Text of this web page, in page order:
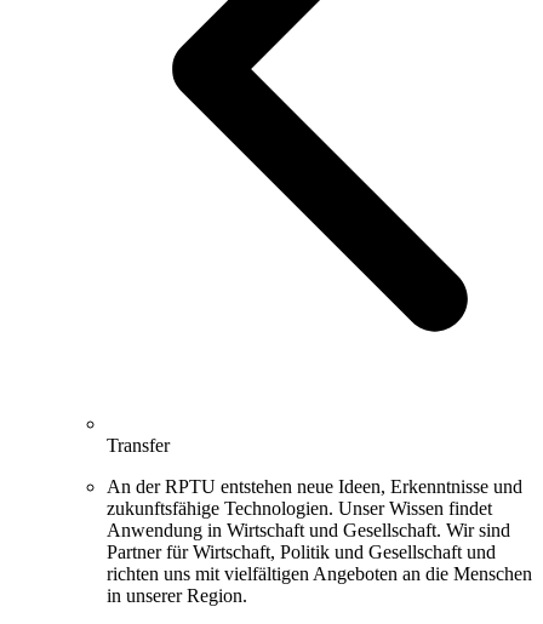
Transfer
An der RPTU entstehen neue Ideen, Erkenntnisse und
zukunftsfähige Technologien. Unser Wissen findet
Anwendung in Wirtschaft und Gesellschaft. Wir sind
Partner für Wirtschaft, Politik und Gesellschaft und
richten uns mit vielfältigen Angeboten an die Menschen
in unserer Region.